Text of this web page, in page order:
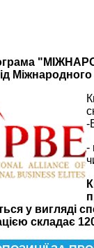
"
-
-
у вигляді
складає